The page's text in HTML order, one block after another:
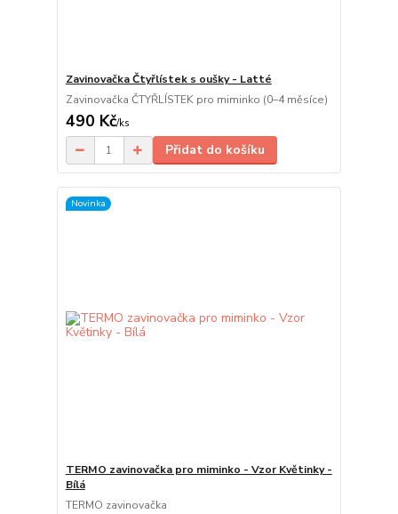
Zavinovačka Čtyřlístek s oušky - Latté
Zavinovačka ČTYŘLÍSTEK pro miminko (0–4 měsíce)
490 Kč/ks
Přidat do košíku
Novinka
TERMO zavinovačka pro miminko - Vzor Květinky -
Bílá
TERMO zavinovačka